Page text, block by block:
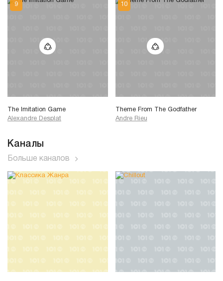
The Imitation Game
Alexandre Desplat
Theme From The Godfather
Andre Rieu
Каналы
Больше каналов